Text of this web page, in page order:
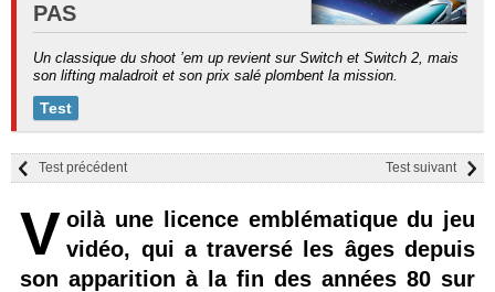
PAS
Un classique du shoot ’em up revient sur Switch et Switch 2, mais
son lifting maladroit et son prix salé plombent la mission.
Test
Test suivant
Test précédent
V oilà une licence emblématique du jeu
vidéo, qui a traversé les âges depuis
son apparition à la fin des années 80 sur